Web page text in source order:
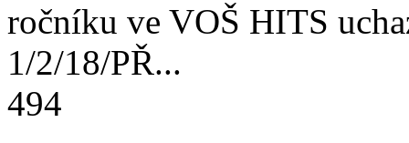
ročníku ve VOŠ HITS
1/2/18/PŘ...
494